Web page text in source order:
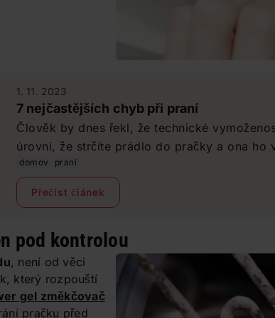
1. 11. 2023
7 nejčastějších chyb při praní
Člověk by dnes řekl, že technické
úrovni, že strčíte prádlo do pračky a ona ho
byste museli cokoli dělat. Vlastníte-li chytrou
spoustu věcí za vás. Přesto si na některé
pozor. My vám poradíme, jak jim předejít a
domov praní
Přečíst článek
pod kontrolou
, není od věci
který rozpouští
gel změkčovač
pračku před